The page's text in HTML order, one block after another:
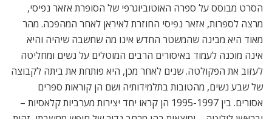
הסרט מבוסס על ספרה האוטוביוגרפי של הסופרת אזאר נפיסי,
מרצה לספרות, אזאר נפיסי החוזרת לאיראן לאחר המהפכה. מהר
מאוד היא מבינה שהמשטר החדש אינו מה שחשבה שיהיה והיא
אינה מוכנה לעמוד באיסורים הרבים המוטלים על נשים ומחליטה
לעזוב את הפקולטה. שנים לאחר מכן, היא פותחת את ביתה לקבוצה
של שבע נשים, מהטובות בתלמידותיה ושם הן קוראות ספרים
אסורים. בין 1995-1997 הן קראו יחד יצירות מערביות קלאסיות –